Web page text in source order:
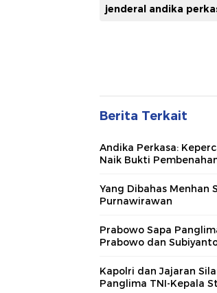
jenderal andika
Berita Terkait
Andika Perkasa:
Naik Bukti
Yang Dibahas Menhan
Purnawirawan
Prabowo Sapa
Prabowo dan
Kapolri dan Jajaran
Panglima TNI-Kepala